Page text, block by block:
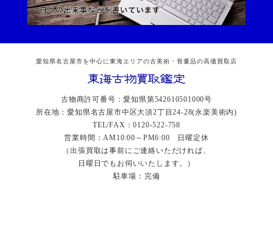
愛知県名古屋市を中心に東海エリアの古美術・骨董品の高価買取店
古物商許可番号：愛知県第542610501000号
所在地：愛知県名古屋市中区大須2丁目24-28(永楽美術内)
TEL/FAX：0120-522-758
営業時間：AM10:00～PM6:00 日曜定休
（出張買取は事前にご連絡いただければ、
日曜日でもお伺いいたします。）
駐車場：完備